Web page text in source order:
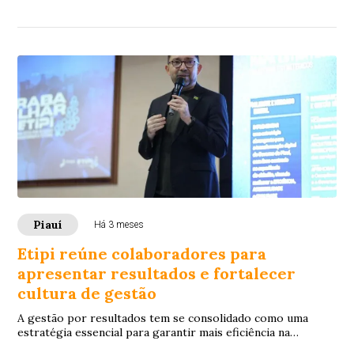
Piauí Há 3 meses
Etipi reúne colaboradores para
apresentar resultados e fortalecer
cultura de gestão
A gestão por resultados tem se consolidado como uma
estratégia essencial para garantir mais eficiência na